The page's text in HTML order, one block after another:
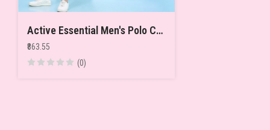
Active Essential Men's Polo Cotton Slim-Fit Tshirts
₹863.55
(0)